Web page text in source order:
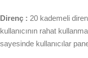
Direnç : 20 kademeli
kullanıcının rahat
sayesinde kullanıcılar